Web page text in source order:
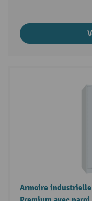
Armoire industrielle